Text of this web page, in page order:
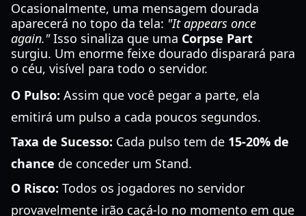
Ocasionalmente, uma mensagem dourada
aparecerá no topo da tela: "It appears once
again."Isso sinaliza que uma Corpse Part
surgiu. Um enorme feixe dourado disparará para
o céu, visível para todo o servidor.
O Pulso: Assim que você pegar a parte, ela
emitirá um pulso a cada poucos segundos.
Taxa de Sucesso: Cada pulso tem de 15-20% de
chance de conceder um Stand.
O Risco: Todos os jogadores no servidor
provavelmente irão caçá-lo no momento em que